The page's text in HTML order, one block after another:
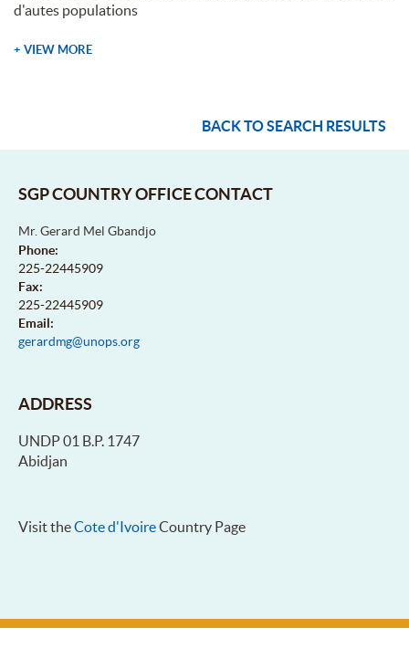
d'autes populations
+ VIEW MORE
BACK TO SEARCH RESULTS
SGP COUNTRY OFFICE CONTACT
Mr. Gerard Mel Gbandjo
Phone:
225-22445909
Fax:
225-22445909
Email:
gerardmg@unops.org
ADDRESS
UNDP 01 B.P. 1747
Abidjan
Visit theCote d'IvoireCountry Page